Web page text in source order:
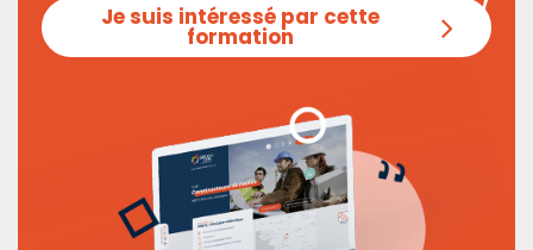
Je suis intéressé par cette
formation